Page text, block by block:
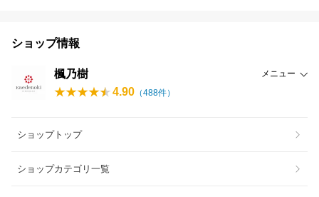
ショップ情報
楓乃樹 メニュー
4.90 （488件）
ショップトップ
ショップカテゴリ一覧